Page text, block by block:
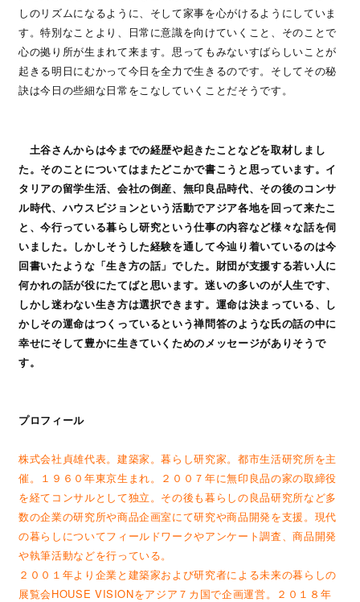
しのリズムになるように、そして家事を心がけるようにしていま
す。特別なことより、日常に意識を向けていくこと、そのことで
心の拠り所が生まれて来ます。思ってもみないすばらしいことが
起きる明日にむかって今日を全力で生きるのです。そしてその秘
訣は今日の些細な日常をこなしていくことだそうです。
土谷さんからは今までの経歴や起きたことなどを取材しまし
た。そのことについてはまたどこかで書こうと思っています。イ
タリアの留学生活、会社の倒産、無印良品時代、その後のコンサ
ル時代、ハウスビジョンという活動でアジア各地を回って来たこ
と、今行っている暮らし研究という仕事の内容など様々な話を伺
いました。しかしそうした経験を通して今辿り着いているのは今
回書いたような「生き方の話」でした。財団が支援する若い人に
何かれの話が役にたてばと思います。迷いの多いのが人生です、
しかし迷わない生き方は選択できます。運命は決まっている、し
かしその運命はつくっているという禅問答のような氏の話の中に
幸せにそして豊かに生きていくためのメッセージがありそうで
す。
プロフィール
株式会社貞雄代表。建築家。暮らし研究家。都市生活研究所を主
催。１９６０年東京生まれ。２００７年に無印良品の家の取締役
を経てコンサルとして独立。その後も暮らしの良品研究所など多
数の企業の研究所や商品企画室にて研究や商品開発を支援。現代
の暮らしについてフィールドワークやアンケート調査、商品開発
や執筆活動などを行っている。
２００１年より企業と建築家および研究者による未来の暮らしの
展覧会HOUSE VISIONをアジア７カ国で企画運営。２０１８年